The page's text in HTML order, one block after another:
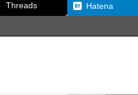
Threads Hatena